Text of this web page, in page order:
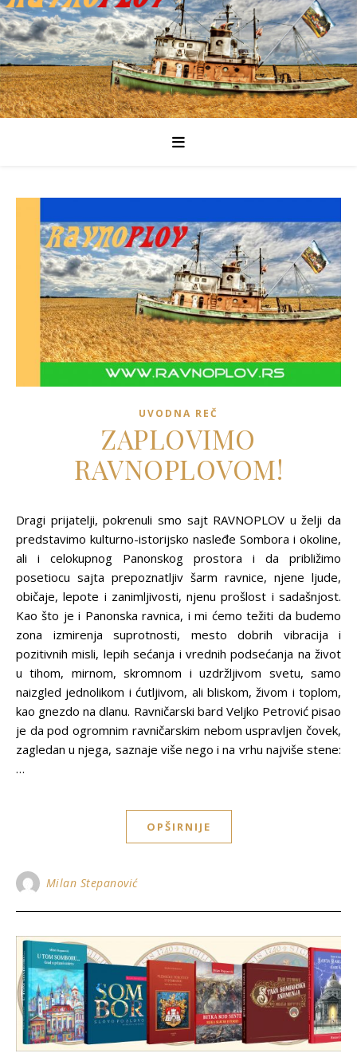
UVODNA REČ
ZAPLOVIMO
RAVNOPLOVOM!
Dragi prijatelji, pokrenuli smo sajt RAVNOPLOV u želji da
predstavimo kulturno-istorijsko nasleđe Sombora i okoline,
ali i celokupnog Panonskog prostora i da približimo
posetiocu sajta prepoznatljiv šarm ravnice, njene ljude,
običaje, lepote i zanimljivosti, njenu prošlost i sadašnjost.
Kao što je i Panonska ravnica, i mi ćemo težiti da budemo
zona izmirenja suprotnosti, mesto dobrih vibracija i
pozitivnih misli, lepih sećanja i vrednih podsećanja na život
u tihom, mirnom, skromnom i uzdržljivom svetu, samo
naizgled jednolikom i ćutljivom, ali bliskom, živom i toplom,
kao gnezdo na dlanu. Ravničarski bard Veljko Petrović pisao
je da pod ogromnim ravničarskim nebom uspravljen čovek,
zagledan u njega, saznaje više nego i na vrhu najviše stene:
…
OPŠIRNIJE
Milan Stepanović